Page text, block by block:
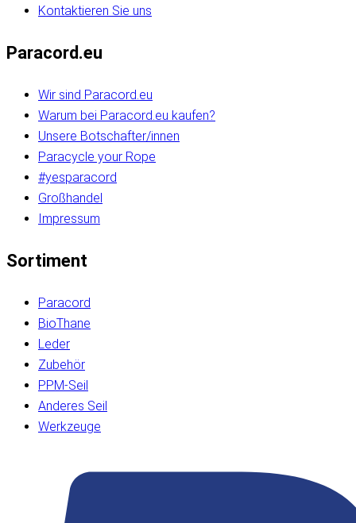
Kontaktieren Sie uns
Paracord.eu
Wir sind Paracord.eu
Warum bei Paracord.eu kaufen?
Unsere Botschafter/innen
Paracycle your Rope
#yesparacord
Großhandel
Impressum
Sortiment
Paracord
BioThane
Leder
Zubehör
PPM-Seil
Anderes Seil
Werkzeuge